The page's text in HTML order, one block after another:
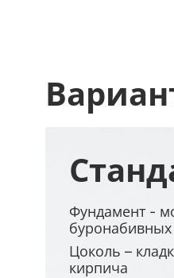
Фундамент -
буронабивных
Цоколь –
кирпича